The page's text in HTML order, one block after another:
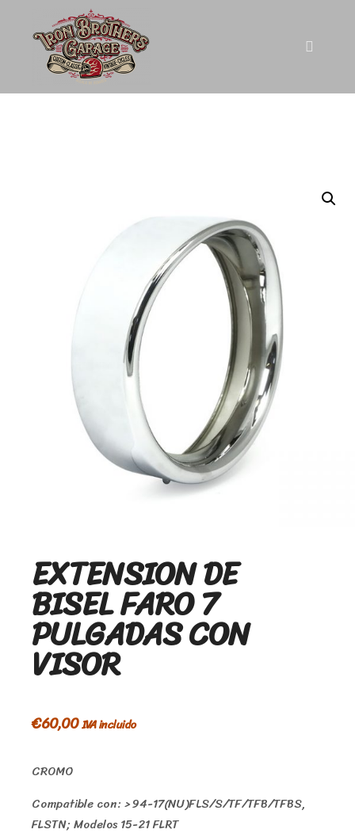
EXTENSION DE
BISEL FARO 7
PULGADAS CON
VISOR
€60,00IVA incluido
CROMO
Compatible con: > 94-17(NU)FLS/S/TF/TFB/TFBS,
FLSTN; Modelos 15-21 FLRT